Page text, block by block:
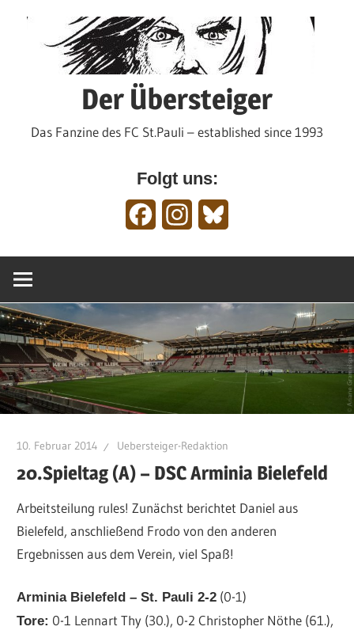
Der Übersteiger
Das Fanzine des FC St.Pauli – established since 1993
Folgt uns:
FacebookInstagram
10. Februar 2014 Uebersteiger-Redaktion
20.Spieltag (A) – DSC Arminia Bielefeld
Arbeitsteilung rules! Zunächst berichtet Daniel aus
Bielefeld, anschließend Frodo von den anderen
Ergebnissen aus dem Verein, viel Spaß!
Arminia Bielefeld – St. Pauli 2-2 (0-1)
Tore: 0-1 Lennart Thy (30.), 0-2 Christopher Nöthe (61.),